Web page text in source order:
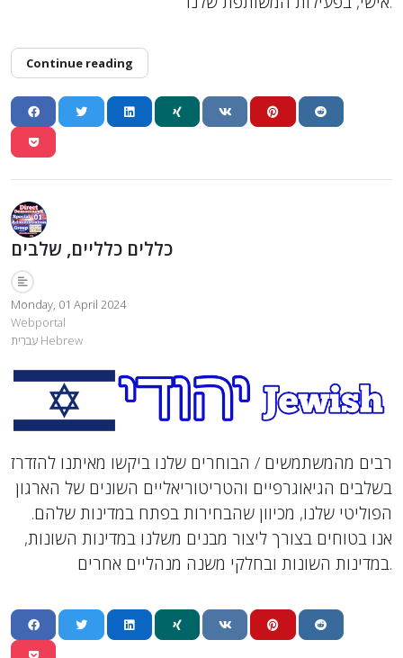
Continue reading
כללים כלליים, שלבים
Monday, 01 April 2024
Webportal
עִברִית Hebrew
רבים מהמשתמשים / הבוחרים שלנו ביקשו מאיתנו להזדרז
בשלבים הגיאוגרפיים והטריטוריאליים השונים של הארגון
הפוליטי שלנו, מכיוון שהבחירות בפתח במדינות שלהם.
אנו בטוחים בצורך ליצור מבנים משלנו במדינות השונות,
במדינות השונות ובחלקי משנה מנהליים אחרים.